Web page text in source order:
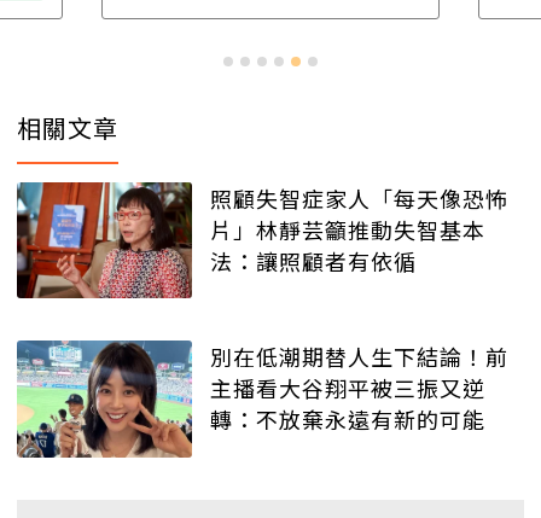
相關文章
照顧失智症家人「每天像恐怖
片」林靜芸籲推動失智基本
法：讓照顧者有依循
別在低潮期替人生下結論！前
主播看大谷翔平被三振又逆
轉：不放棄永遠有新的可能